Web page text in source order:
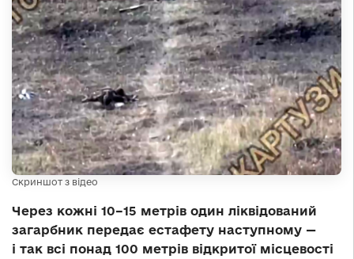
Скриншот з відео
Через кожні 10–15 метрів один ліквідований
загарбник передає естафету наступному —
і так всі понад 100 метрів відкритої місцевості